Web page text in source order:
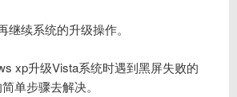
续系统的升级操作。
xp升级Vista系统时遇到黑屏失败的
单步骤去解决。